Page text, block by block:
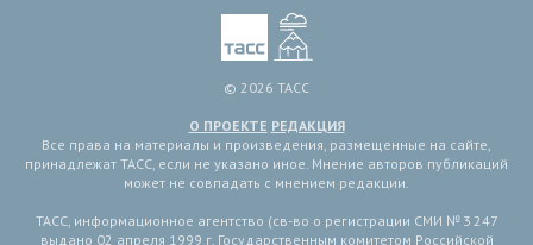
© 2026 ТАСС
О ПРОЕКТЕ РЕДАКЦИЯ
Все права на материалы и произведения, размещенные на сайте,
принадлежат ТАСС, если не указано иное. Мнение авторов публикаций
может не совпадать с мнением редакции.
ТАСС, информационное агентство (св-во о регистрации СМИ № 3 247
выдано 02 апреля 1999 г. Государственным комитетом Российской